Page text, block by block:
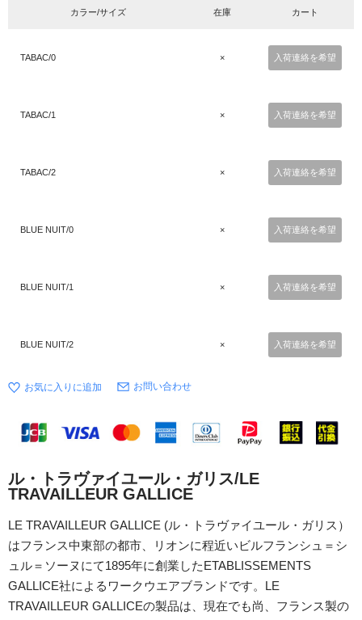
カラー/サイズ 在庫 カート
TABAC/0 × 入荷連絡を希望
TABAC/1 × 入荷連絡を希望
TABAC/2 × 入荷連絡を希望
BLUE NUIT/0 × 入荷連絡を希望
BLUE NUIT/1 × 入荷連絡を希望
BLUE NUIT/2 × 入荷連絡を希望
お問い合わせ
ル・トラヴァイユール・ガリス/LE
TRAVAILLEUR GALLICE
LE TRAVAILLEUR GALLICE (ル・トラヴァイユール・ガリス）
はフランス中東部の都市、リオンに程近いビルフランシュ＝シ
ュル＝ソーヌにて1895年に創業したETABLISSEMENTS
GALLICE社によるワークウエアブランドです。LE
TRAVAILLEUR GALLICEの製品は、現在でも尚、フランス製の